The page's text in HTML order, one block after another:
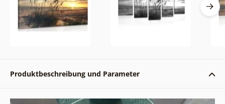
Produktbeschreibung und Parameter